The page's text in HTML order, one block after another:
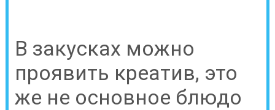
В закусках можно
проявить креатив, это
же не основное блюдо